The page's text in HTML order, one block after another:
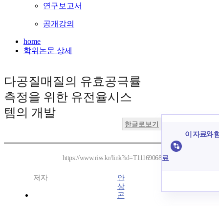
연구보고서
공개강의
home
학위논문 상세
다공질매질의 유효공극률
측정을 위한 유전율시스
템의 개발
한글로보기
https://www.riss.kr/link?id=T11169068
저자
안
상
곤
이 자료와
료